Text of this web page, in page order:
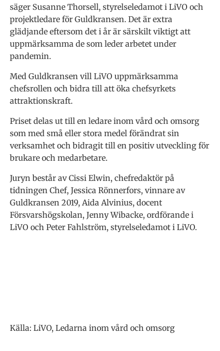
säger Susanne Thorsell, styrelseledamot i LiVO och
projektledare för Guldkransen. Det är extra
glädjande eftersom det i år är särskilt viktigt att
uppmärksamma de som leder arbetet under
pandemin.
Med Guldkransen vill LiVO uppmärksamma
chefsrollen och bidra till att öka chefsyrkets
attraktionskraft.
Priset delas ut till en ledare inom vård och omsorg
som med små eller stora medel förändrat sin
verksamhet och bidragit till en positiv utveckling för
brukare och medarbetare.
Juryn består av Cissi Elwin, chefredaktör på
tidningen Chef, Jessica Rönnerfors, vinnare av
Guldkransen 2019, Aida Alvinius, docent
Försvarshögskolan, Jenny Wibacke, ordförande i
LiVO och Peter Fahlström, styrelseledamot i LiVO.
Källa: LiVO, Ledarna inom vård och omsorg